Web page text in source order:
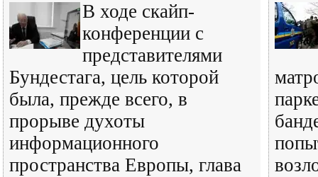
В ходе скайп-
конференции с
представителями
Бундестага, цель которой
была, прежде всего, в
прорыве духоты
информационного
пространства Европы, глава